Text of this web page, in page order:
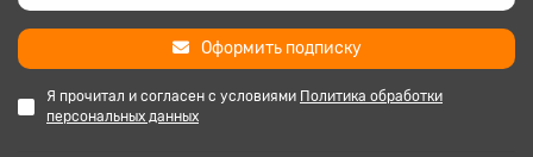
Оформить подписку
Я прочитал и согласен с условиями Политика обработки
персональных данных